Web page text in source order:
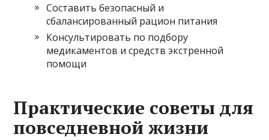
Составить безопасный и
сбалансированный рацион питания
Консультировать по подбору
медикаментов и средств экстренной
помощи
Практические советы для
повседневной жизни